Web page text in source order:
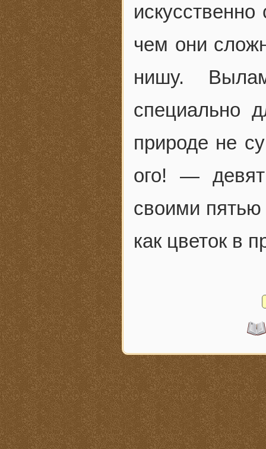
чем они
нишу.
специально
природе не
ого! —
своими
как цветок в